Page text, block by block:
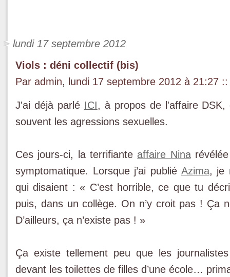
lundi 17 septembre 2012
Viols : déni collectif (bis)
Par admin, lundi 17 septembre 2012 à 21:27 ::
J'ai déjà parlé ICI, à propos de l'affaire
souvent les agressions sexuelles.
Ces jours-ci, la terrifiante affaire Ninarévélée
symptomatique. Lorsque j’ai publié Azima, je
qui disaient : « C’est horrible, ce que tu
puis, dans un collège. On n’y croit pas ! Ça
D’ailleurs, ça n’existe pas ! »
Ça existe tellement peu que les
devant les toilettes de filles d’une école…